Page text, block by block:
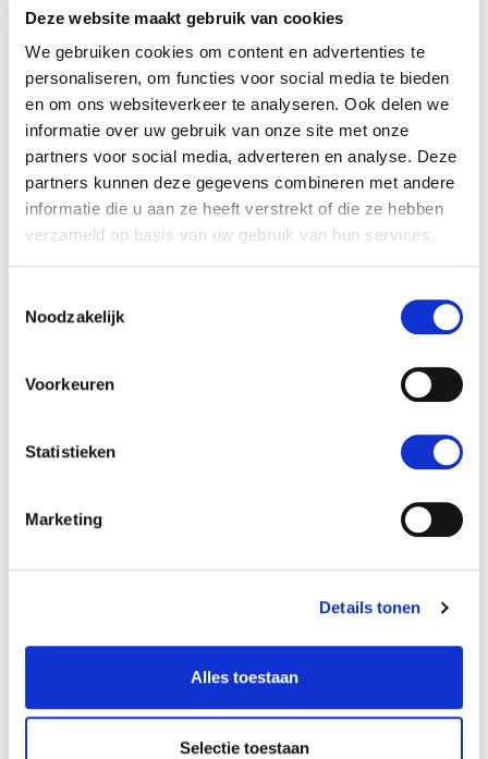
Deze website maakt gebruik van cookies
We gebruiken cookies om content en advertenties te
personaliseren, om functies voor social media te bieden
en om ons websiteverkeer te analyseren. Ook delen we
informatie over uw gebruik van onze site met onze
partners voor social media, adverteren en analyse. Deze
partners kunnen deze gegevens combineren met andere
informatie die u aan ze heeft verstrekt of die ze hebben
verzameld op basis van uw gebruik van hun services.
Noodzakelijk
Voorkeuren
Statistieken
Marketing
Details tonen
Alles toestaan
Selectie toestaan
Vrije dag in de Gouden Driehoek
HelloBeautifulWorld Aanraders
Een hele dag voor Kandy